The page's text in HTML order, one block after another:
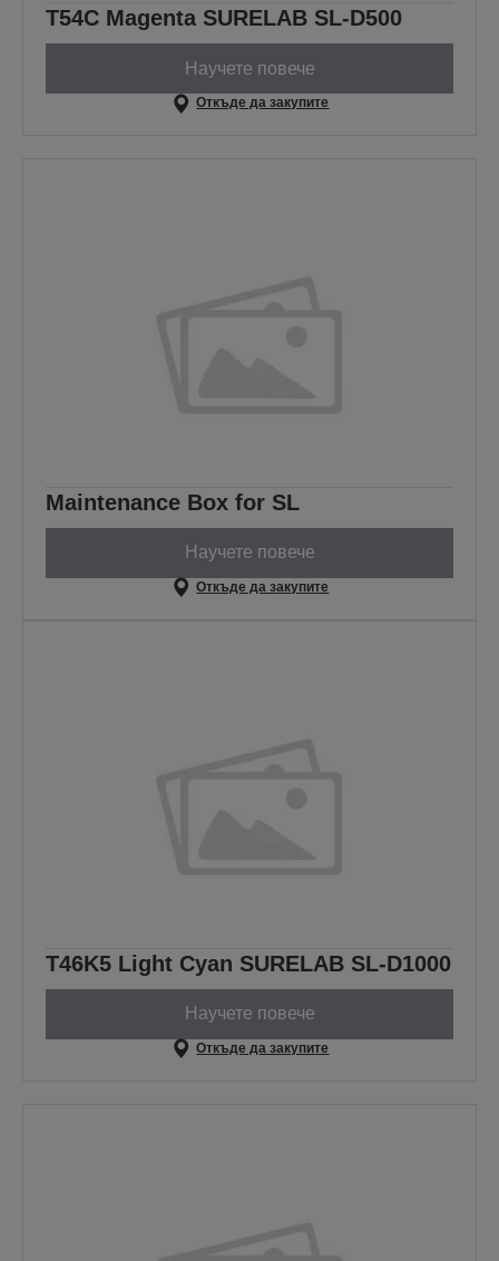
T54C Magenta SURELAB SL-D500
Научете повече
Откъде да закупите
Maintenance Box for SL
Научете повече
Откъде да закупите
T46K5 Light Cyan SURELAB SL-D1000
Научете повече
Откъде да закупите